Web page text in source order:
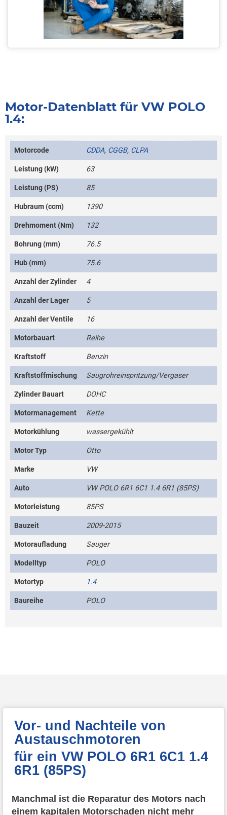
Motor-Datenblatt für VW POLO
1.4:
Motorcode CDDA, CGGB, CLPA
Leistung (kW) 63
Leistung (PS) 85
Hubraum (ccm) 1390
Drehmoment (Nm) 132
Bohrung (mm) 76.5
Hub (mm) 75.6
Anzahl der Zylinder 4
Anzahl der Lager 5
Anzahl der Ventile 16
Motorbauart Reihe
Kraftstoff Benzin
Kraftstoffmischung Saugrohreinspritzung/Vergaser
Zylinder Bauart DOHC
Motormanagement Kette
Motorkühlung wassergekühlt
Motor Typ Otto
Marke VW
Auto VW POLO 6R1 6C1 1.4 6R1 (85PS)
Motorleistung 85PS
Bauzeit 2009-2015
Motoraufladung Sauger
Modelltyp POLO
Motortyp 1.4
Baureihe POLO
Vor- und Nachteile von
Austauschmotoren
für ein VW POLO 6R1 6C1 1.4
6R1 (85PS)
Manchmal ist die Reparatur des Motors nach
einem kapitalen Motorschaden nicht mehr